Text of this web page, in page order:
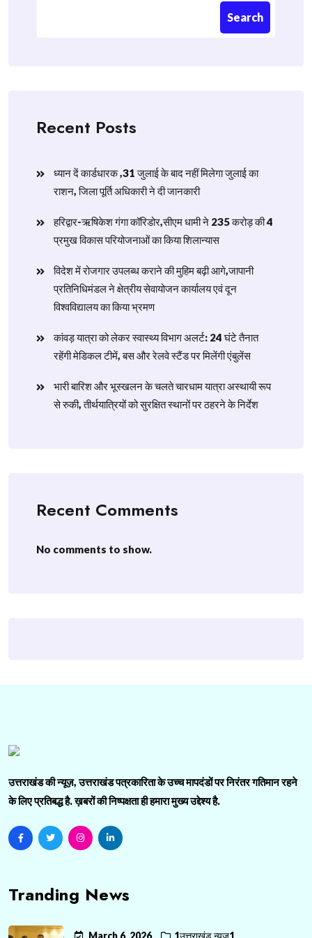
Search
Recent Posts
ध्यान दें कार्डधारक ,31 जुलाई के बाद नहीं मिलेगा जुलाई का
राशन, जिला पूर्ति अधिकारी ने दी जानकारी
हरिद्वार-ऋषिकेश गंगा कॉरिडोर,सीएम धामी ने 235 करोड़ की 4
प्रमुख विकास परियोजनाओं का किया शिलान्यास
विदेश में रोजगार उपलब्ध कराने की मुहिम बढ़ी आगे,जापानी
प्रतिनिधिमंडल ने क्षेत्रीय सेवायोजन कार्यालय एवं दून
विश्वविद्यालय का किया भ्रमण
​कांवड़ यात्रा को लेकर स्वास्थ्य विभाग अलर्ट: 24 घंटे तैनात
रहेंगी मेडिकल टीमें, बस और रेलवे स्टैंड पर मिलेंगी एंबुलेंस
​भारी बारिश और भूस्खलन के चलते चारधाम यात्रा अस्थायी रूप
से रुकी, तीर्थयात्रियों को सुरक्षित स्थानों पर ठहरने के निर्देश
Recent Comments
No comments to show.
उत्तराखंड की न्यूज़, उत्तराखंड पत्रकारिता के उच्च मापदंडों पर निरंतर गतिमान रहने
के लिए प्रतिबद्ध है. ख़बरों की निष्पक्षता ही हमारा मुख्य उद्देश्य है.
Tranding News
March 6, 2026 1उत्तराखंड न्यूज़1